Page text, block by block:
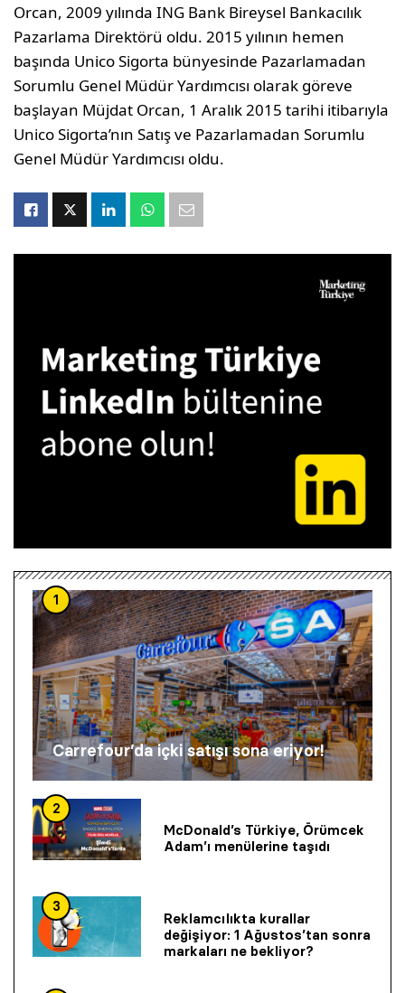
Orcan, 2009 yılında ING Bank Bireysel Bankacılık
Pazarlama Direktörü oldu. 2015 yılının hemen
başında Unico Sigorta bünyesinde Pazarlamadan
Sorumlu Genel Müdür Yardımcısı olarak göreve
başlayan Müjdat Orcan, 1 Aralık 2015 tarihi itibarıyla
Unico Sigorta’nın Satış ve Pazarlamadan Sorumlu
Genel Müdür Yardımcısı oldu.
1
Carrefour’da içki satışı sona eriyor!
2
McDonald’s Türkiye, Örümcek
Adam’ı menülerine taşıdı
3
Reklamcılıkta kurallar
değişiyor: 1 Ağustos’tan sonra
markaları ne bekliyor?